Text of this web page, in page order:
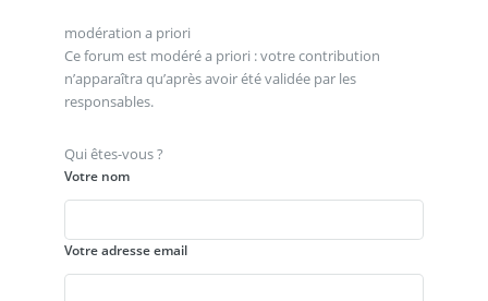
modération a priori
Ce forum est modéré a priori : votre contribution
n’apparaîtra qu’après avoir été validée par les
responsables.
Qui êtes-vous ?
Votre nom
Votre adresse email